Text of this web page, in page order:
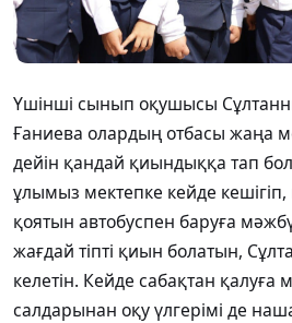
Үшінші сынып оқушысы
Ғаниева олардың отбасы жаңа
дейін қандай қиындыққа тап
ұлымыз мектепке кейде кешігіп,
қоятын автобуспен баруға
жағдай тіпті қиын болатын,
келетін. Кейде сабақтан
салдарынан оқу үлгерімі де